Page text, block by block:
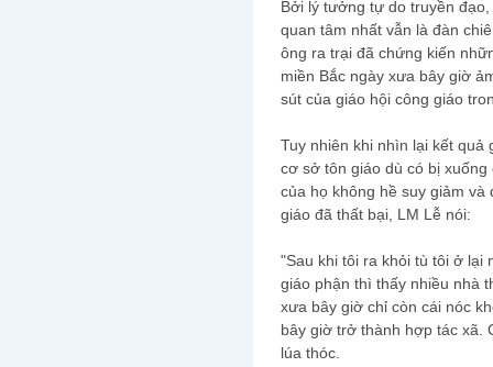
Bởi lý tưởng tự do truyền
quan tâm nhất vẫn là đàn
ông ra trại đã chứng kiến
miền Bắc ngày xưa bây giờ
sút của giáo hội công giáo
Tuy nhiên khi nhìn lại kết quả
cơ sở tôn giáo dù có bị
của họ không hề suy giảm
giáo đã thất bại, LM Lễ nói:
"Sau khi tôi ra khỏi tù tôi ở lại
giáo phận thì thấy nhiều nhà
xưa bây giờ chỉ còn cái nóc
bây giờ trở thành hợp tác xã.
lúa thóc.